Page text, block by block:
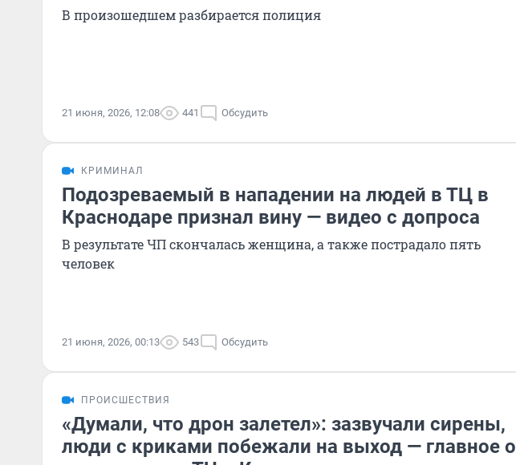
В произошедшем разбирается полиция
21 июня, 2026, 12:08 441 Обсудить
КРИМИНАЛ
Подозреваемый в нападении на людей в ТЦ в
Краснодаре признал вину — видео с допроса
В результате ЧП скончалась женщина, а также пострадало пять
человек
21 июня, 2026, 00:13 543 Обсудить
ПРОИСШЕСТВИЯ
«Думали, что дрон залетел»: зазвучали сирены,
люди с криками побежали на выход — главное о